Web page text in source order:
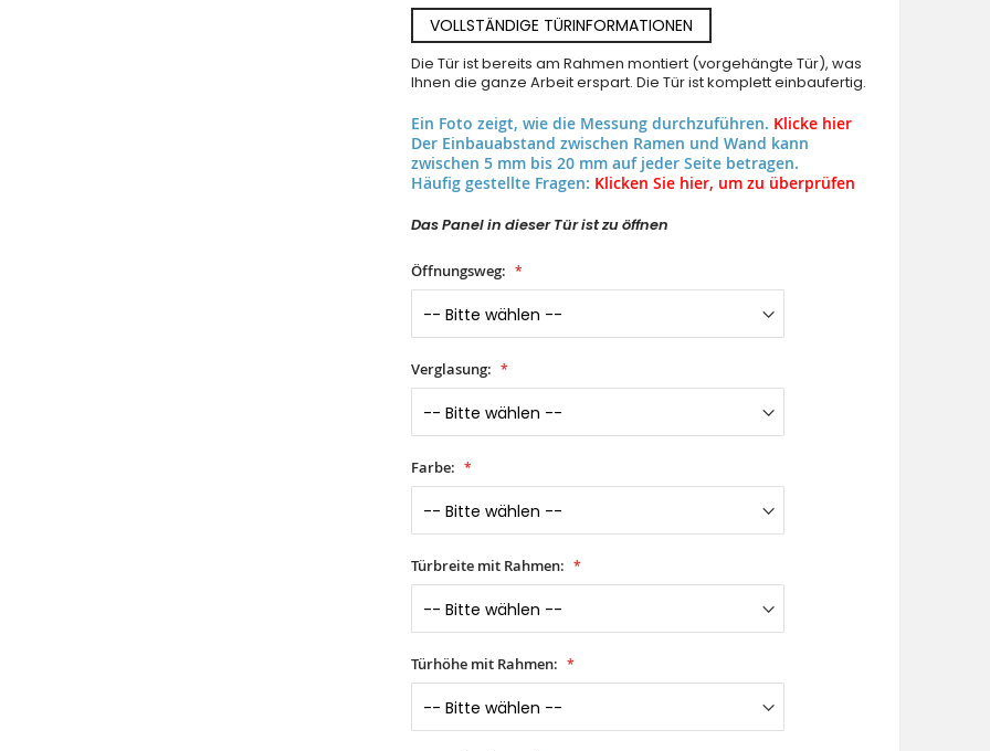
VOLLSTÄNDIGE TÜRINFORMATIONEN
Die Tür ist bereits am Rahmen montiert (vorgehängte Tür), was
Ihnen die ganze Arbeit erspart. Die Tür ist komplett einbaufertig.
Ein Foto zeigt, wie die Messung durchzuführen. Klicke hier
Der Einbauabstand zwischen Ramen und Wand kann
zwischen 5 mm bis 20 mm auf jeder Seite betragen.
Häufig gestellte Fragen: Klicken Sie hier, um zu überprüfen
Das Panel in dieser Tür ist zu öffnen
Öffnungsweg:
Verglasung:
Farbe:
Türbreite mit Rahmen:
Türhöhe mit Rahmen: